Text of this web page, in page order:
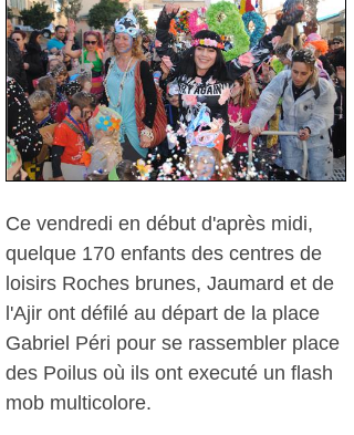
Ce vendredi en début d'après midi,
quelque 170 enfants des centres de
loisirs Roches brunes, Jaumard et de
l'Ajir ont défilé au départ de la place
Gabriel Péri pour se rassembler place
des Poilus où ils ont executé un flash
mob multicolore.